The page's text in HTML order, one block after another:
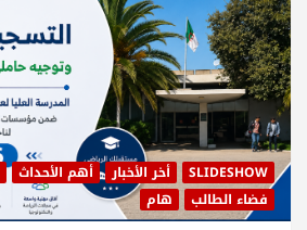
SLIDESHOW أخر الأخبار أهم الأحداث
فضاء الطالب
هام